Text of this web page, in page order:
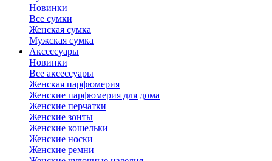
Новинки
Все сумки
Женская сумка
Мужская сумка
Аксессуары
Новинки
Все аксессуары
Женская парфюмерия
Женские парфюмерия для дома
Женские перчатки
Женские зонты
Женские кошельки
Женские носки
Женские ремни